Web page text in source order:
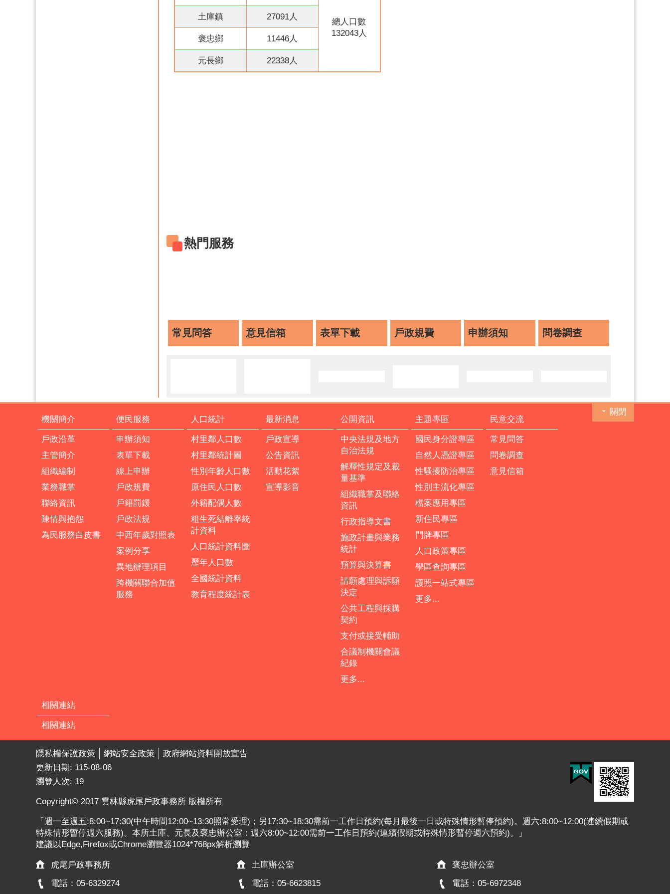
總人口數
132043人
土庫鎮 27091人
褒忠鄉 11446人
元長鄉 22338人
熱門服務
常見問答 意見信箱 表單下載 戶政規費 申辦須知 問卷調查
關閉
機關簡介
戶政沿革
主管簡介
組織編制
業務職掌
聯絡資訊
陳情與抱怨
為民服務白皮書
便民服務
申辦須知
表單下載
線上申辦
戶政規費
戶籍罰鍰
戶政法規
中西年歲對照表
案例分享
異地辦理項目
跨機關聯合加值
服務
人口統計
村里鄰人口數
村里鄰統計圖
性別年齡人口數
原住民人口數
外籍配偶人數
粗生死結離率統
計資料
人口統計資料圖
歷年人口數
全國統計資料
教育程度統計表
最新消息
戶政宣導
公告資訊
活動花絮
宣導影音
公開資訊
中央法規及地方
自治法規
解釋性規定及裁
量基準
組織職掌及聯絡
資訊
行政指導文書
施政計畫與業務
統計
預算與決算書
請願處理與訴願
決定
公共工程與採購
契約
支付或接受輔助
合議制機關會議
紀錄
更多...
主題專區
國民身分證專區
自然人憑證專區
性騷擾防治專區
性別主流化專區
檔案應用專區
新住民專區
門牌專區
人口政策專區
學區查詢專區
護照一站式專區
更多...
民意交流
常見問答
問卷調查
意見信箱
相關連結
相關連結
隱私權保護政策 網站安全政策
政府網站資料開放宣告
更新日期: 115-08-06
瀏覽人次: 19
Copyright© 2017 雲林縣虎尾戶政事務所 版權所有
「週一至週五:8:00~17:30(中午時間12:00~13:30照常受理)；另17:30~18:30需前一工作日預約(每月最後一日或特殊情形暫停預約)。週六:8:00~12:00(連續假期或
特殊情形暫停週六服務)。本所土庫、元長及褒忠辦公室：週六8:00~12:00需前一工作日預約(連續假期或特殊情形暫停週六預約)。」
建議以Edge,Firefox或Chrome瀏覽器1024*768px解析瀏覽
虎尾戶政事務所
電話：05-6329274
土庫辦公室
電話：05-6623815
褒忠辦公室
電話：05-6972348